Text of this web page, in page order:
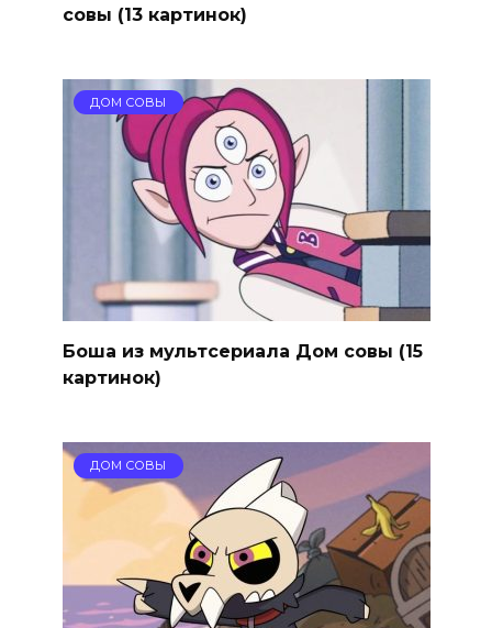
совы (13 картинок)
ДОМ СОВЫ
Боша из мультсериала Дом совы (15
картинок)
ДОМ СОВЫ